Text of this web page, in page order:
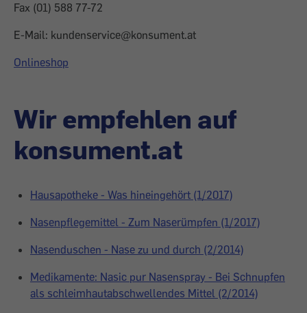
Fax (01) 588 77-72
E-Mail: kundenservice@konsument.at
Onlineshop
Wir empfehlen auf
konsument.at
Hausapotheke - Was hineingehört (1/2017)
Nasenpflegemittel - Zum Naserümpfen (1/2017)
Nasenduschen - Nase zu und durch (2/2014)
Medikamente: Nasic pur Nasenspray - Bei Schnupfen
als schleimhautabschwellendes Mittel (2/2014)